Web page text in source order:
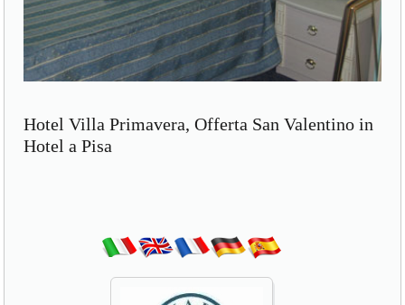
Hotel Villa Primavera, Offerta San Valentino in
Hotel a Pisa